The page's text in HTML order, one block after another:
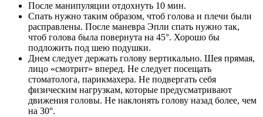
После манипуляции отдохнуть 10 мин.
Спать нужно таким образом, чтоб голова и плечи были
расправлены. После маневра Эпли спать нужно так,
чтоб голова была повернута на 45°. Хорошо бы
подложить под шею подушки.
Днем следует держать голову вертикально. Шея прямая,
лицо «смотрит» вперед. Не следует посещать
стоматолога, парикмахера. Не подвергать себя
физическим нагрузкам, которые предусматривают
движения головы. Не наклонять голову назад более, чем
на 30°.